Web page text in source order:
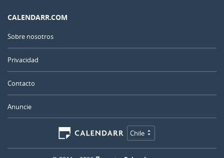
CALENDARR.COM
Sobre nosotros
Privacidad
Contacto
Anuncie
Chile